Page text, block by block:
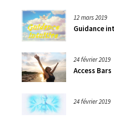
12 mars 2019
Guidance
24 février 2019
Access Bars
24 février 2019